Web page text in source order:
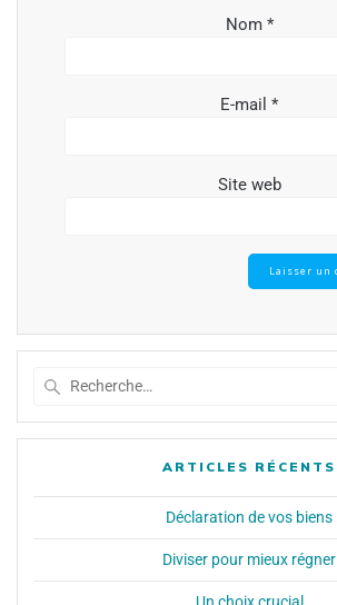
Nom *
E-mail *
Site web
ARTICLES RÉCENTS
Déclaration de vos biens
Diviser pour mieux régner
Un choix crucial